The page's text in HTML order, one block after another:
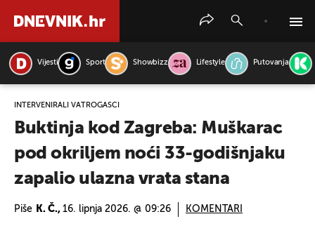
Vijesti Sport Showbizz Lifestyle Putovanja
INTERVENIRALI VATROGASCI
Buktinja kod Zagreba: Muškarac
pod okriljem noći 33-godišnjaku
zapalio ulazna vrata stana
Piše K. Č., 16. lipnja 2026. @ 09:26 KOMENTARI
PRETRAŽITE VIJESTI